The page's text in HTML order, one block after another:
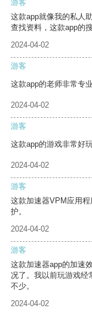
游客
这款app就像我的私人
查找资料，这款app的
2024-04-02
游客
这款app的老师非常专
2024-04-02
游客
这款app的游戏非常好
2024-04-02
游客
这款加速器VPM应用
护。
2024-04-02
游客
这款加速器app的加速
况了。我以前玩游戏经
不少。
2024-04-02